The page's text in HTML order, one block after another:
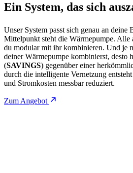
Ein System, das sich
Unser System passt sich genau an deine
Mittelpunkt steht die Wärmepumpe. Alle
du modular mit ihr kombinieren. Und je
deiner Wärmepumpe kombinierst, desto
(SAVINGS) gegenüber einer
durch die intelligente Vernetzung
und Stromkosten messbar reduziert.
Zum Angebot